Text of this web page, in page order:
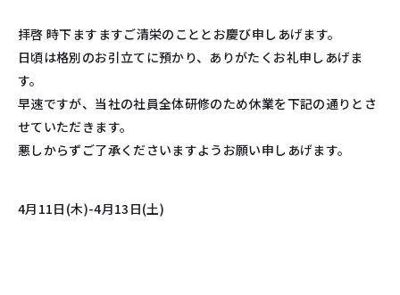
拝啓 時下ますますご清栄のこととお慶び申しあげます。
日頃は格別のお引立てに預かり、ありがたくお礼申しあげま
す。
早速ですが、当社の社員全体研修のため休業を下記の通りとさ
せていただきます。
悪しからずご了承くださいますようお願い申しあげます。
4月11日(木)-4月13日(土)